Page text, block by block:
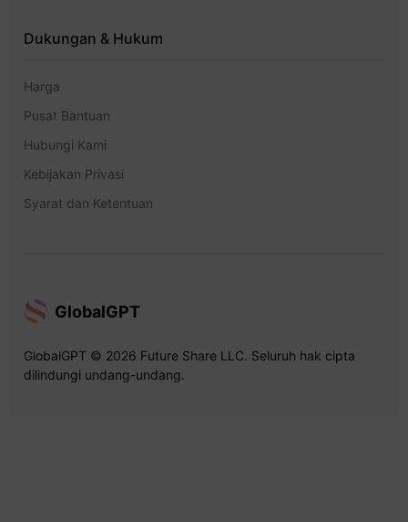
Dukungan & Hukum
Harga
Pusat Bantuan
Hubungi Kami
Kebijakan Privasi
Syarat dan Ketentuan
GlobalGPT
GlobalGPT © 2026 Future Share LLC. Seluruh hak cipta
dilindungi undang-undang.